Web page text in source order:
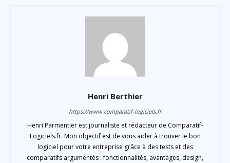
Henri Berthier
https://www.comparatif-logiciels.fr
Henri Parmentier est journaliste et rédacteur de Comparatif-
Logiciels.fr. Mon objectif est de vous aider à trouver le bon
logiciel pour votre entreprise grâce à des tests et des
comparatifs argumentés : fonctionnalités, avantages, design,